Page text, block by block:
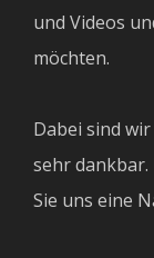
und Videos
möchten.
Dabei sind
sehr dankbar.
Sie uns eine